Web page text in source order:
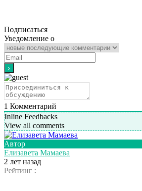
Подписаться
Уведомление о
1 Комментарий
Inline Feedbacks
View all comments
Автор
Елизавета Мамаева
2 лет назад
Рейтинг :